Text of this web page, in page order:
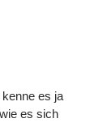
es ja
es sich